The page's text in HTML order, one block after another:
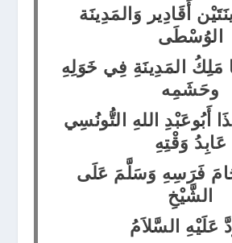
أَقَادِير وَالمَدِينَة
الوُسْطَى
مَلِكُ المَدِينَةِ فِي خَوَلِهِ
وحَشَمِه
أَبُوعَبْدِ اللهِ التُّونُسِي
عَابِدُ وَقْتِهِ
فَرَسِهِ وَسَلَّمَ عَلَى
الشَّيْخِ
عَلَيْهِ السَّلاَمُ